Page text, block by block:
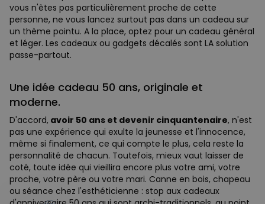
vous n'êtes pas particulièrement proche de cette
personne, ne vous lancez surtout pas dans un cadeau sur
un thème pointu. A la place, optez pour un cadeau général
et léger. Les cadeaux ou gadgets décalés sont LA solution
passe-partout.
Une idée cadeau 50 ans, originale et
moderne.
D'accord, avoir 50 ans et devenir cinquantenaire, n'est
pas une expérience qui exulte la jeunesse et l'innocence,
même si finalement, ce qui compte le plus, cela reste la
personnalité de chacun. Toutefois, mieux vaut laisser de
coté, toute idée qui vieillira encore plus votre ami, votre
proche, votre père ou votre mari. Canne en bois, chapeau
ou séance chez l'esthéticienne : stop aux cadeaux
- 10%